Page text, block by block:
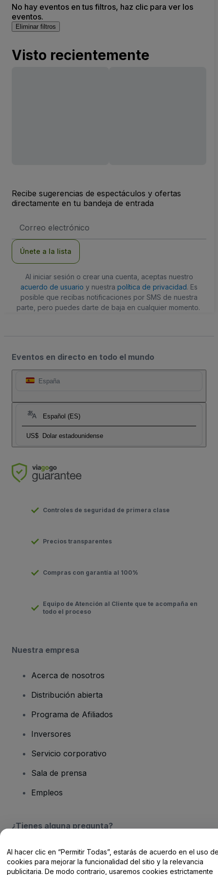
No hay eventos en tus filtros, haz clic para ver los
eventos.
Eliminar filtros
Visto recientemente
Recibe sugerencias de espectáculos y ofertas
directamente en tu bandeja de entrada
de
Únete a la lista
Al iniciar sesión o crear una cuenta, aceptas nuestro
acuerdo de usuario y nuestra política de privacidad. Es
posible que recibas notificaciones por SMS de nuestra
parte, pero puedes darte de baja en cualquier momento.
Eventos en directo en todo el mundo
España
Español (ES)
US$ Dolar estadounidense
Controles de seguridad de primera clase
Precios transparentes
Compras con garantía al 100%
Equipo de Atención al Cliente que te acompaña en
todo el proceso
Nuestra empresa
Acerca de nosotros
Distribución abierta
Programa de Afiliados
Inversores
Servicio corporativo
Sala de prensa
Empleos
¿Tienes alguna pregunta?
Centro de Ayuda / Contacto
Al hacer clic en “Permitir Todas”, estarás de acuerdo en el uso
cookies para mejorar la funcionalidad del sitio y la relevancia
publicitaria. De modo contrario, usaremos cookies estrictamente